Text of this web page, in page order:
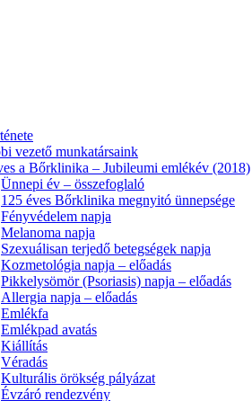
vezető munkatársaink
a Bőrklinika – Jubileumi emlékév (2018)
Ünnepi év – összefoglaló
125 éves Bőrklinika megnyitó ünnepsége
Fényvédelem napja
Melanoma napja
Szexuálisan terjedő betegségek napja
Kozmetológia napja – előadás
Pikkelysömör (Psoriasis) napja – előadás
Allergia napja – előadás
Emlékfa
Emlékpad avatás
Kiállítás
Véradás
Kulturális örökség pályázat
Évzáró rendezvény